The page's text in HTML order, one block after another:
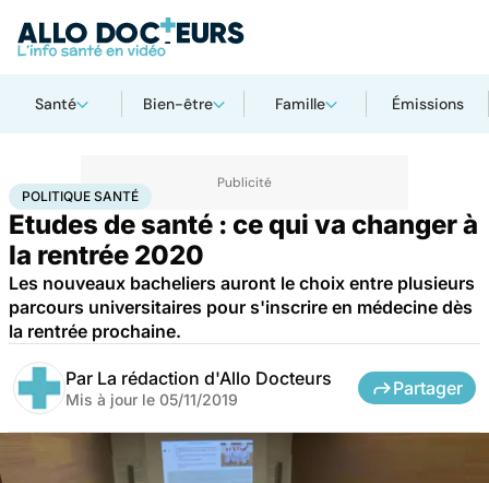
Santé Bien-être Famille Émissions
AccueilSantéSociété Santé publiquePolitique santé
POLITIQUE SANTÉ
Etudes de santé : ce qui va changer à
la rentrée 2020
Les nouveaux bacheliers auront le choix entre plusieurs
parcours universitaires pour s'inscrire en médecine dès
la rentrée prochaine.
Par La rédaction d'Allo Docteurs
Mis à jour le 05/11/2019
Partager